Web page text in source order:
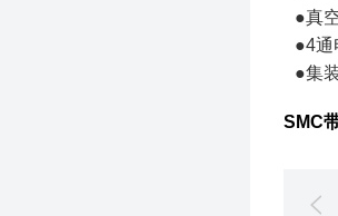
●真
●4通
●集
SMC